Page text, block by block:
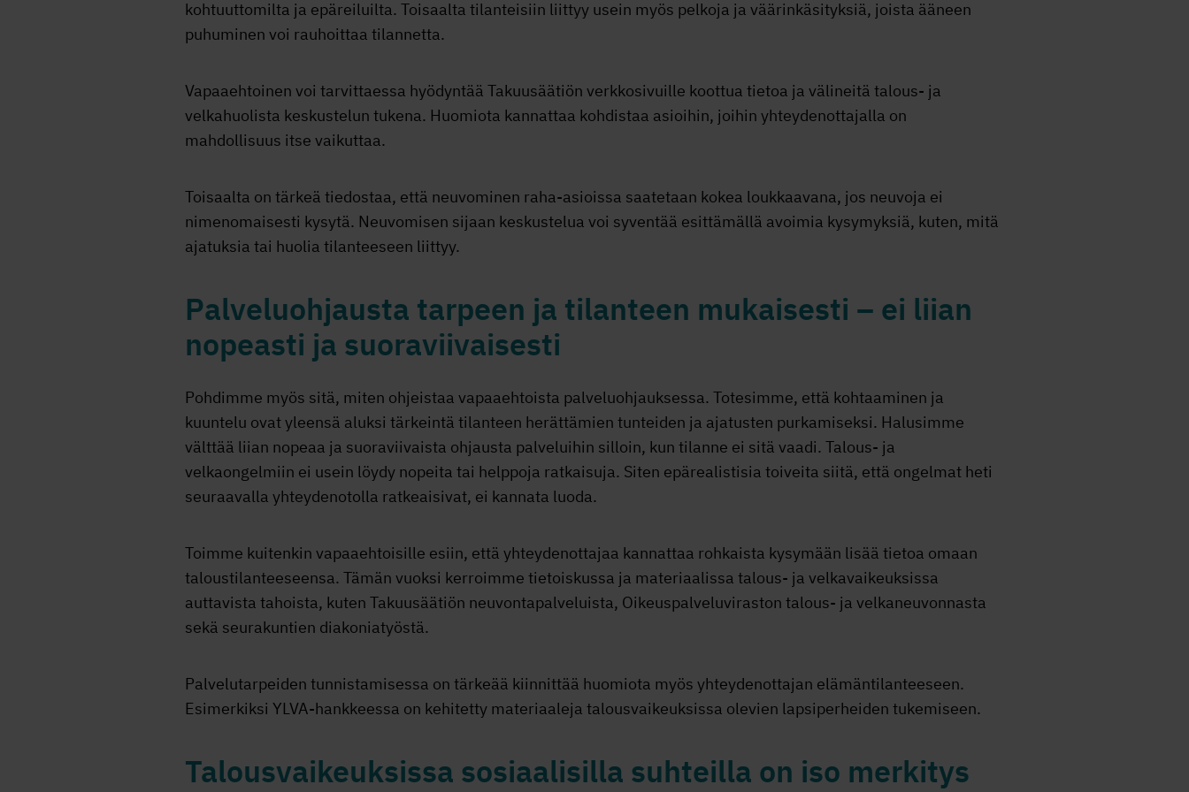
kohtuuttomilta ja epäreiluilta. Toisaalta tilanteisiin liittyy usein myös pelkoja ja väärinkäsityksiä, joista ääneen
puhuminen voi rauhoittaa tilannetta.
Vapaaehtoinen voi tarvittaessa hyödyntää Takuusäätiön verkkosivuille koottua tietoa ja välineitä talous- ja
velkahuolista keskustelun tukena. Huomiota kannattaa kohdistaa asioihin, joihin yhteydenottajalla on
mahdollisuus itse vaikuttaa.
Toisaalta on tärkeä tiedostaa, että neuvominen raha-asioissa saatetaan kokea loukkaavana, jos neuvoja ei
nimenomaisesti kysytä. Neuvomisen sijaan keskustelua voi syventää esittämällä avoimia kysymyksiä, kuten, mitä
ajatuksia tai huolia tilanteeseen liittyy.
Palveluohjausta tarpeen ja tilanteen mukaisesti – ei liian
nopeasti ja suoraviivaisesti
Pohdimme myös sitä, miten ohjeistaa vapaaehtoista palveluohjauksessa. Totesimme, että kohtaaminen ja
kuuntelu ovat yleensä aluksi tärkeintä tilanteen herättämien tunteiden ja ajatusten purkamiseksi. Halusimme
välttää liian nopeaa ja suoraviivaista ohjausta palveluihin silloin, kun tilanne ei sitä vaadi. Talous- ja
velkaongelmiin ei usein löydy nopeita tai helppoja ratkaisuja. Siten epärealistisia toiveita siitä, että ongelmat heti
seuraavalla yhteydenotolla ratkeaisivat, ei kannata luoda.
Toimme kuitenkin vapaaehtoisille esiin, että yhteydenottajaa kannattaa rohkaista kysymään lisää tietoa omaan
taloustilanteeseensa. Tämän vuoksi kerroimme tietoiskussa ja materiaalissa talous- ja velkavaikeuksissa
auttavista tahoista, kuten Takuusäätiön neuvontapalveluista, Oikeuspalveluviraston talous- ja velkaneuvonnasta
sekä seurakuntien diakoniatyöstä.
Palvelutarpeiden tunnistamisessa on tärkeää kiinnittää huomiota myös yhteydenottajan elämäntilanteeseen.
Esimerkiksi YLVA-hankkeessa on kehitetty materiaaleja talousvaikeuksissa olevien lapsiperheiden tukemiseen.
Talousvaikeuksissa sosiaalisilla suhteilla on iso merkitys